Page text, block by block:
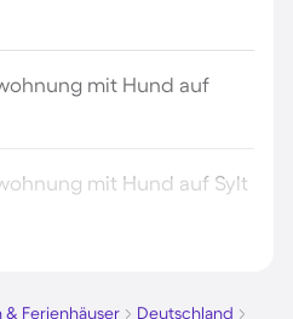
mit Hund auf
mit Hund auf Sylt
Ferienhäuser
Deutschland